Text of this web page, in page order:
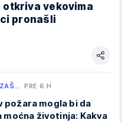
otkriva vekovima
pronašli
PRE 6 H
požara mogla bi da
moćna životinja: Kakva